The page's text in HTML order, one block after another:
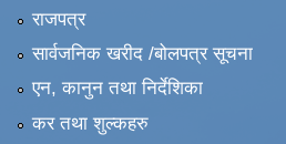
राजपत्र
सार्वजनिक खरीद /बोलपत्र सूचना
एन, कानुन तथा निर्देशिका
कर तथा शुल्कहरु